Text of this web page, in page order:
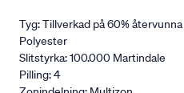
Tyg: Tillverkad på 60%
Polyester
Slitstyrka: 100.000 Martindale
Pilling: 4